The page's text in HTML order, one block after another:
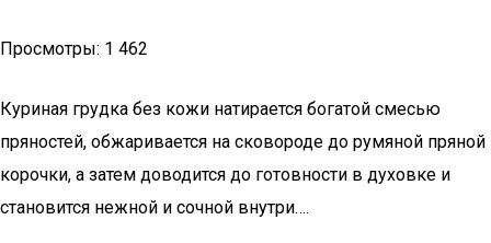
Просмотры: 1 462
Куриная грудка без кожи натирается богатой смесью
пряностей, обжаривается на сковороде до румяной пряной
корочки, а затем доводится до готовности в духовке и
становится нежной и сочной внутри….